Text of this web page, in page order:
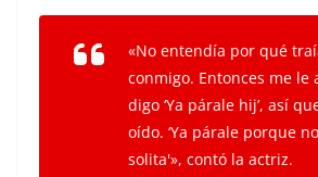
«No entendía por qué
conmigo. Entonces me le
digo ‘Ya párale hij’, así
oído. ‘Ya párale porque
solita'», contó la actriz.